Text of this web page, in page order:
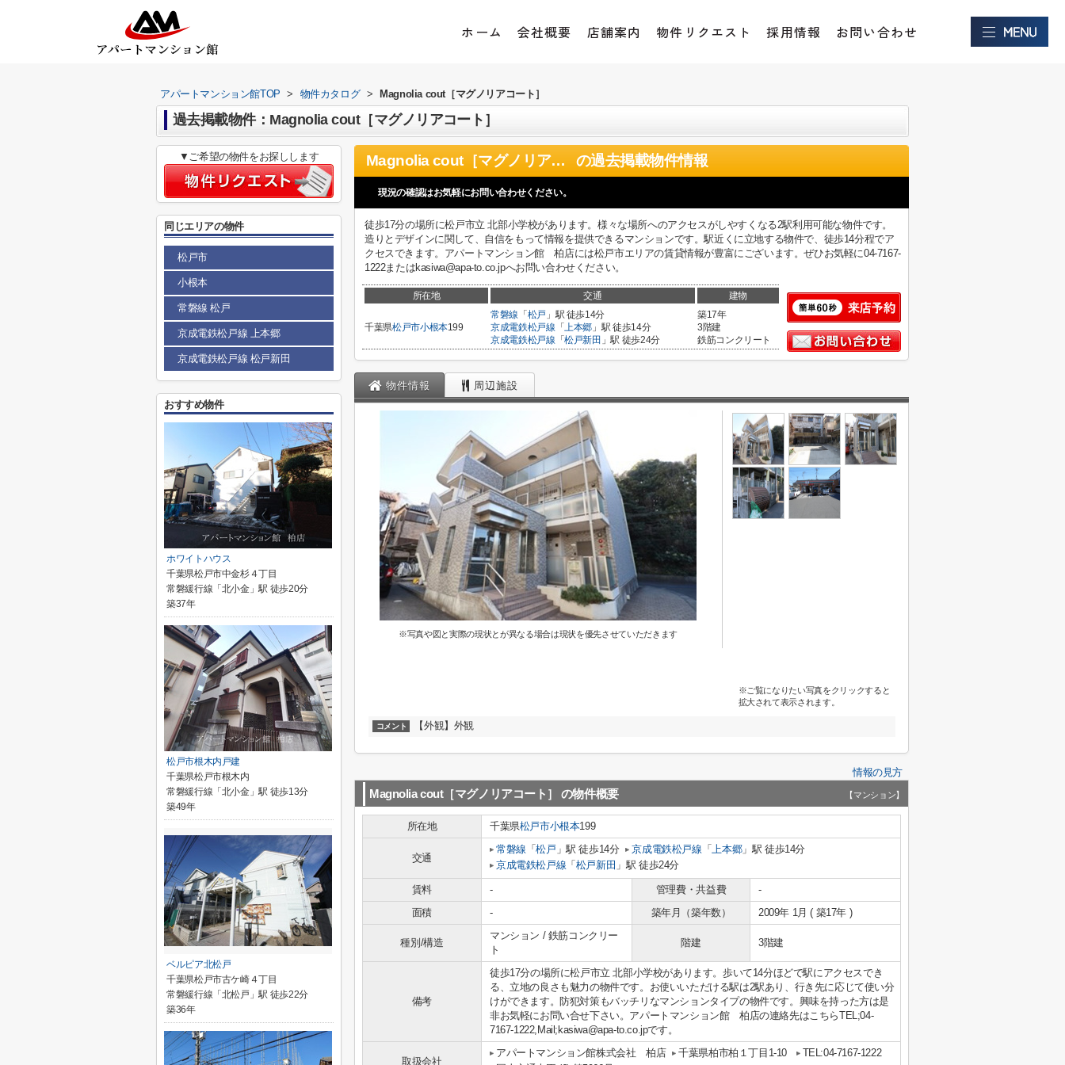
ホーム 会社概要 店舗案内 物件リクエスト 採用情報 お問い合わせ
アパートマンション館TOP > 物件カタログ > Magnolia cout［マグノリアコート］
過去掲載物件：Magnolia cout［マグノリアコート］
Magnolia cout［マグノリアコート］ の過去掲載物件情報
現況の確認はお気軽にお問い合わせください。
徒歩17分の場所に松戸市立 北部小学校があります。様々な場所へのアクセスがしやすくなる2駅利用可能な物件です。
造りとデザインに関して、自信をもって情報を提供できるマンションです。駅近くに立地する物件で、徒歩14分程でア
クセスできます。アパートマンション館 柏店には松戸市エリアの賃貸情報が豊富にございます。ぜひお気軽に04-7167-
1222またはkasiwa@apa-to.co.jpへお問い合わせください。
所在地 交通 建物
千葉県松戸市小根本199
常磐線 「 松戸」駅 徒歩14分
京成電鉄松戸線 「上本郷 」駅 徒歩14分
京成電鉄松戸線 「松戸新田 」駅 徒歩24分
築17年
3階建
鉄筋コンクリート
物件情報 周辺施設
※写真や図と実際の現状とが異なる場合は現状を優先させていただきます
※ご覧になりたい写真をクリックすると
拡大されて表示されます。
コメント 【外観】外観
情報の見方
Magnolia cout［マグノリアコート］ の物件概要 【マンション】
所在地 千葉県松戸市小根本199
交通
常磐線 「松戸 」駅 徒歩14分 京成電鉄松戸線 「上本郷」駅 徒歩14分
京成電鉄松戸線 「 松戸新田 」駅 徒歩24分
賃料 - 管理費・共益費
-
面積
- 築年月（築年数） 2009年 1月 ( 築17年 )
種別/構造
マンション / 鉄筋コンクリー
ト
階建 3階建
備考
徒歩17分の場所に松戸市立 北部小学校があります。歩いて14分ほどで駅にアクセスでき
る、立地の良さも魅力の物件です。お使いいただける駅は2駅あり、行き先に応じて使い分
けができます。防犯対策もバッチリなマンションタイプの物件です。興味を持った方は是
非お気軽にお問い合せ下さい。アパートマンション館 柏店の連絡先はこちらTEL;04-
7167-1222,Mail;kasiwa@apa-to.co.jpです。
取扱会社
アパートマンション館株式会社 柏店 千葉県柏市柏１丁目1-10
TEL:04-7167-1222
▼ご希望の物件をお探しします
同じエリアの物件
松戸市
小根本
常磐線 松戸
京成電鉄松戸線 上本郷
京成電鉄松戸線 松戸新田
おすすめ物件
ホワイトハウス
千葉県松戸市中金杉４丁目
常磐緩行線「北小金」駅 徒歩20分
築37年
松戸市根木内戸建
千葉県松戸市根木内
常磐緩行線「北小金」駅 徒歩13分
築49年
ベルピア北松戸
千葉県松戸市古ケ崎４丁目
常磐緩行線「北松戸」駅 徒歩22分
築36年